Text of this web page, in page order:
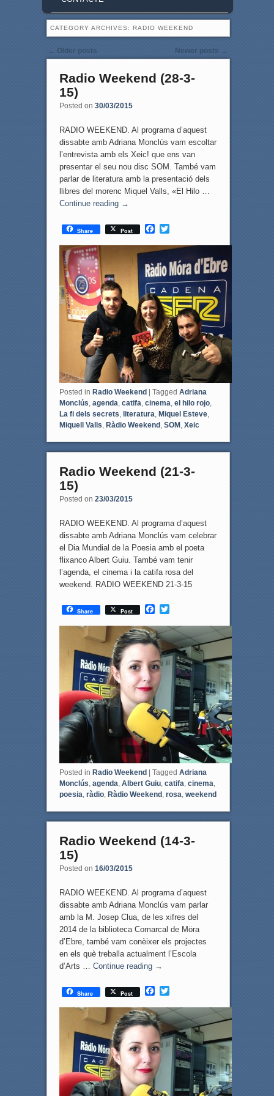
CATEGORY ARCHIVES: RADIO WEEKEND
Post navigation
← Older posts Newer posts →
Radio Weekend (28-3-
15)
Posted on 30/03/2015
RADIO WEEKEND. Al programa d’aquest
dissabte amb Adriana Monclús vam escoltar
l’entrevista amb els Xeic! que ens van
presentar el seu nou disc SOM. També vam
parlar de literatura amb la presentació dels
llibres del morenc Miquel Valls, «El Hilo …
Continue reading →
Share Post
F
c
b
o
o
k
T
i
t
e
r
Posted in Radio Weekend | Tagged Adriana
Monclús agenda catifa cinema el hilo rojo,
La fi dels secrets literatura Miquel Esteve,
Miquell Valls Ràdio Weekend, SOM, Xeic
Radio Weekend (21-3-
15)
Posted on 23/03/2015
RADIO WEEKEND. Al programa d’aquest
dissabte amb Adriana Monclús vam celebrar
el Dia Mundial de la Poesia amb el poeta
flixanco Albert Guiu. També vam tenir
l’agenda, el cinema i la catifa rosa del
weekend. RADIO WEEKEND 21-3-15
Share Post
F
c
e
b
o
o
k
T
i
t
t
e
r
Posted in Radio Weekend Tagged Adriana
Monclús, agenda, Albert Guiu, catifa, cinema,
poesia, ràdio, Ràdio Weekend , rosa, weekend
Radio Weekend (14-3-
15)
Posted on 16/03/2015
RADIO WEEKEND. Al programa d’aquest
dissabte amb Adriana Monclús vam parlar
amb la M. Josep Clua, de les xifres del
2014 de la biblioteca Comarcal de Möra
d’Ebre, també vam conèixer els projectes
en els què treballa actualment l’Escola
d’Arts … Continue reading →
Share Post
F
c
e
b
o
o
k
T
i
t
t
e
r